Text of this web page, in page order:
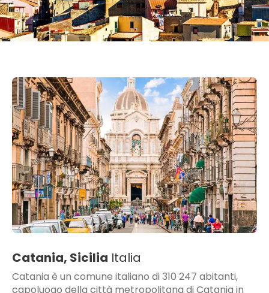
Catania, Sicilia Italia
Catania è un comune italiano di 310 247 abitanti,
capoluogo della città metropolitana di Catania in